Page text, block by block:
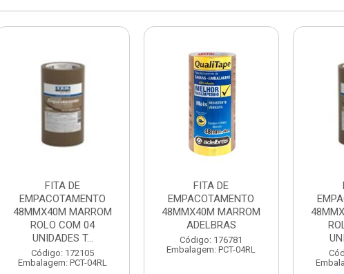
FITA DE
EMPACOTAMENTO
48MMX40M MARROM
ROLO COM 04
UNIDADES T...
Código: 172105
Embalagem: PCT-04RL
FITA DE
EMPACOTAMENTO
48MMX40M MARROM
ADELBRAS
Código: 176781
Embalagem: PCT-04RL